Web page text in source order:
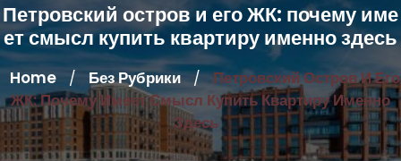
Петровский остров и его ЖК: почему име
ет смысл купить квартиру именно здесь
Home / Без Рубрики / Петровский Остров И Его
ЖК: Почему Имеет Смысл Купить Квартиру Именно
Здесь